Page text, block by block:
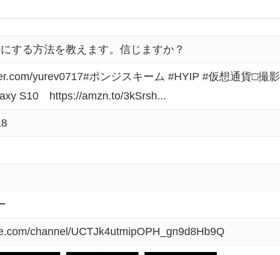
する方法を教えます。信じますか？
yurev0717#ポンジスキーム #HYIP #仮想通貨□撮影
S10 https://amzn.to/3kSrsh...
channel/UCTJk4utmipOPH_gn9d8Hb9Q